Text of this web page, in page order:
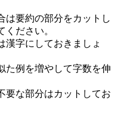
要約の部分をカットし
ださい。
字にしておきましょ
例を増やして字数を伸
な部分はカットしてお